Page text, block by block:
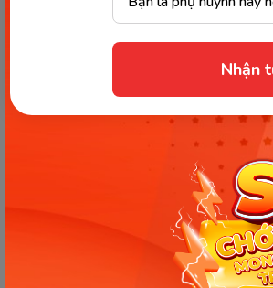
Nhận
Thông tin trong bài viết được
mục đích tham khảo và có thể
không cần báo trước. Quý
kiểm tra lại qua các kênh chính
hệ trực tiếp với đơn vị liên quan